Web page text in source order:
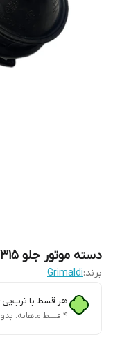
دسته موتور جلو mvm315 برند grimaldi
برند:Grimaldi
هر قسط با ترب‌پی:
۴ قسط ماهانه. بدون سود، چک و ضامن.